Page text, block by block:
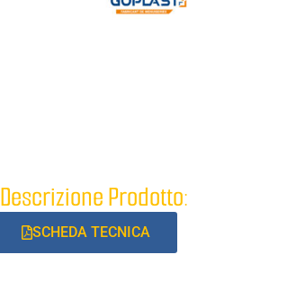
Descrizione Prodotto:
SCHEDA TECNICA